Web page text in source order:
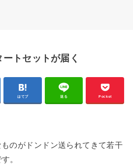
トセットが届く
はてブ 送る Pocket
のがドンドン送られてきて若干
。